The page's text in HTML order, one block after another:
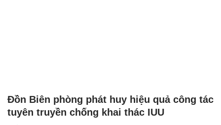
Đồn Biên phòng phát huy hiệu quả công tác
tuyên truyền chống khai thác IUU